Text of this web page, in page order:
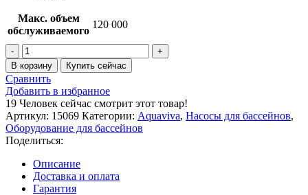
Макс. объем
обслуживаемого
120 000
Количество
товара
Насос
Aquaviva
LX
STP300M
(220В,
30
м3/
ч,
3HP)
В корзину Купить сейчас
Сравнить
Добавить в избранное
19 Человек сейчас смотрит этот товар!
Артикул: 15069 Категории: Aquaviva, Насосы для бассейнов,
Оборудование для бассейнов
Поделиться:
Описание
Доставка и оплата
Гарантия